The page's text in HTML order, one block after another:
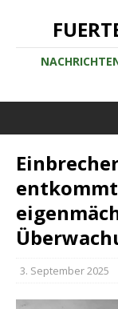
3. September 2025